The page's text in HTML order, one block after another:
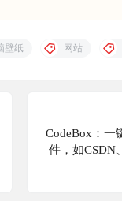
壁纸 网站
CodeBox：一
件，如CSDN
等，让你一键